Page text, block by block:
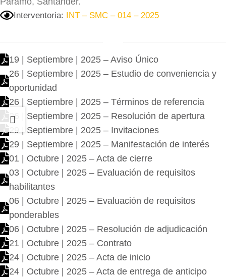
Interventoria: INT – SMC – 014 – 2025
19 | Septiembre | 2025 – Aviso Único
26 | Septiembre | 2025 – Estudio de conveniencia y
oportunidad
26 | Septiembre | 2025 – Términos de referencia
26 | Septiembre | 2025 – Resolución de apertura
29 | Septiembre | 2025 – Invitaciones
29 | Septiembre | 2025 – Manifestación de interés
01 | Octubre | 2025 – Acta de cierre
03 | Octubre | 2025 – Evaluación de requisitos
habilitantes
06 | Octubre | 2025 – Evaluación de requisitos
ponderables
06 | Octubre | 2025 – Resolución de adjudicación
21 | Octubre | 2025 – Contrato
24 | Octubre | 2025 – Acta de inicio
24 | Octubre | 2025 – Acta de entrega de anticipo